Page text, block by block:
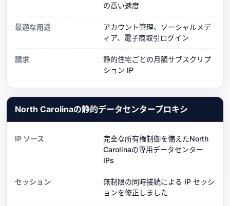
の高い速度
最適な用途
アカウント管理、ソーシャルメデ
ィア、電子商取引ログイン
請求
静的住宅ごとの月額サブスクリプ
ション IP
North Carolinaの静的データセンタープロキシ
IP ソース
完全な所有権制御を備えたNorth
Carolinaの専用データセンター
IPs
セッション
無制限の同時接続による IP セッシ
ョンを修正しました